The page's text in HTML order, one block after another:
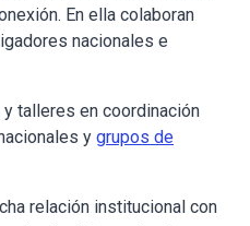
En ella colaboran
nacionales e
talleres en coordinación
y grupos de
relación institucional con